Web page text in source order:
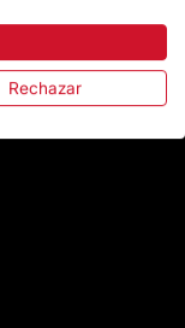
Rechazar